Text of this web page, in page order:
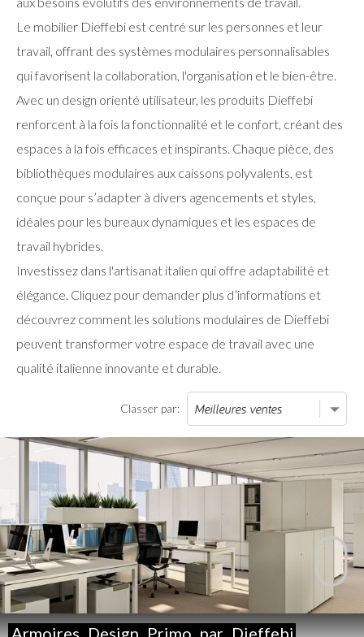
Le mobilier Dieffebi est centré sur les personnes et leur
travail, offrant des systèmes modulaires personnalisables
qui favorisent la collaboration, l'organisation et le bien-être.
Avec un design orienté utilisateur, les produits Dieffebi
renforcent à la fois la fonctionnalité et le confort, créant des
espaces à la fois efficaces et inspirants. Chaque pièce, des
bibliothèques modulaires aux caissons polyvalents, est
conçue pour s’adapter à divers agencements et styles,
idéales pour les bureaux dynamiques et les espaces de
travail hybrides.
Investissez dans l'artisanat italien qui offre adaptabilité et
élégance. Cliquez pour demander plus d’informations et
découvrez comment les solutions modulaires de Dieffebi
peuvent transformer votre espace de travail avec une
qualité italienne innovante et durable.
Classer par:
Armoires Design Primo par Dieffebi